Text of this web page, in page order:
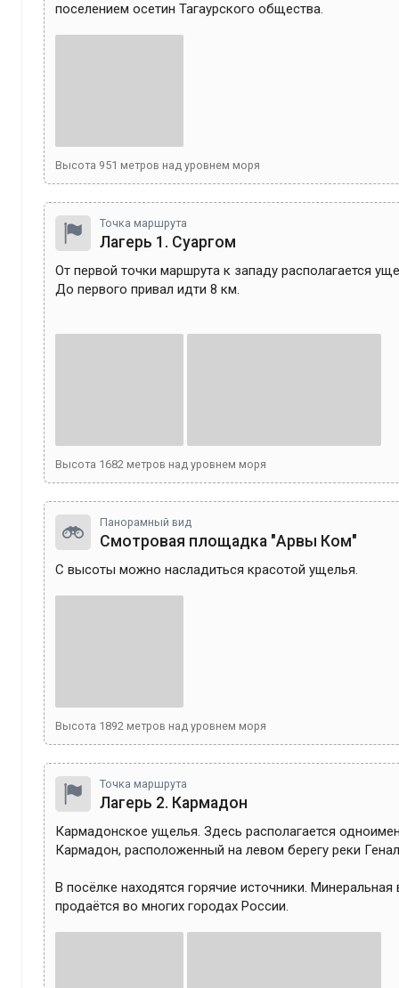
поселением осетин Тагаурского общества.
Высота 951 метров над уровнем моря
Точка маршрута
Лагерь 1. Суаргом
От первой точки маршрута к западу располагается
До первого привал идти 8 км.
Высота 1682 метров над уровнем моря
Панорамный вид
Смотровая площадка "Арвы Ком"
С высоты можно насладиться красотой ущелья.
Высота 1892 метров над уровнем моря
Точка маршрута
Лагерь 2. Кармадон
Кармадонское ущелья. Здесь располагается
Кармадон, расположенный на левом берегу реки
В посёлке находятся горячие источники.
продаётся во многих городах России.